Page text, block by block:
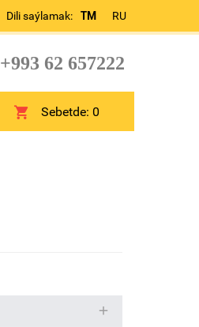
Dili saýlamak: TM RU
+993 62 657222
Sebetde:0